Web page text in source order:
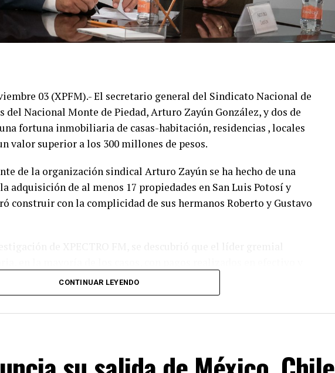
03 (XPFM).- El secretario general del Sindicato Nacional de
del Nacional Monte de Piedad, Arturo Zayún González, y dos de
fortuna inmobiliaria de casas-habitación, residencias , locales
valor superior a los 300 millones de pesos.
de la organización sindical Arturo Zayún se ha hecho de una
adquisición de al menos 17 propiedades en San Luis Potosí y
construir con la complicidad de sus hermanos Roberto y Gustavo
verdadero costo de las propiedades que hoy forman parte del
y que constituyen una simulación de compraventas.
evidencian no sólo el uso de efectivo, sino la falta de
refuerzan la hipótesis de una evasión sistemática y de graves
CONTINUAR LEYENDO